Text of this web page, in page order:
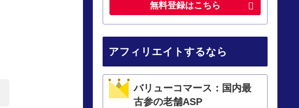
無料登録はこちら
アフィリエイトするなら
バリューコマース：国内最
古参の老舗ASP